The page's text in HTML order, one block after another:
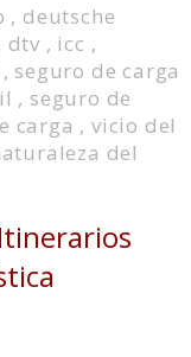
, deutsche
dtv , icc ,
, seguro de carga
, seguro de
carga ,vicio del
del